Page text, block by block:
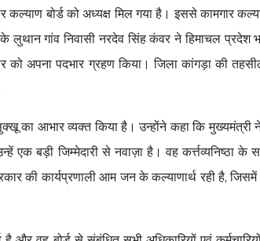
कल्याण बोर्ड को अध्यक्ष मिल गया है। इससे कामगार
लुथान गांव निवासी नरदेव सिंह कंवर ने हिमाचल प्रदेश
को अपना पदभार ग्रहण किया। जिला कांगड़ा की
का आभार व्यक्त किया है। उन्होंने कहा कि मुख्यमंत्री
एक बड़ी जिम्मेदारी से नवाज़ा है। वह कर्त्तव्यनिष्ठा के
की कार्यप्रणाली आम जन के कल्याणार्थ रही है, जिसमें